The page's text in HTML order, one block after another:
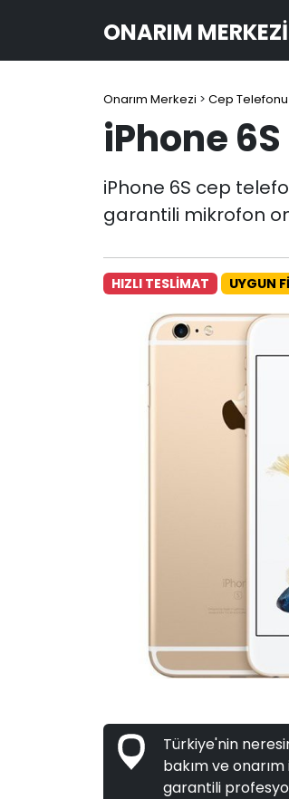
ONARIM MERKEZI
Onarım Merkezi > Cep Telefonu
iPhone
iPhone 6S cep
garantili mikrofon
HIZLI TESLİMAT UYGUN
Türkiye'nin
bakım ve
garantili